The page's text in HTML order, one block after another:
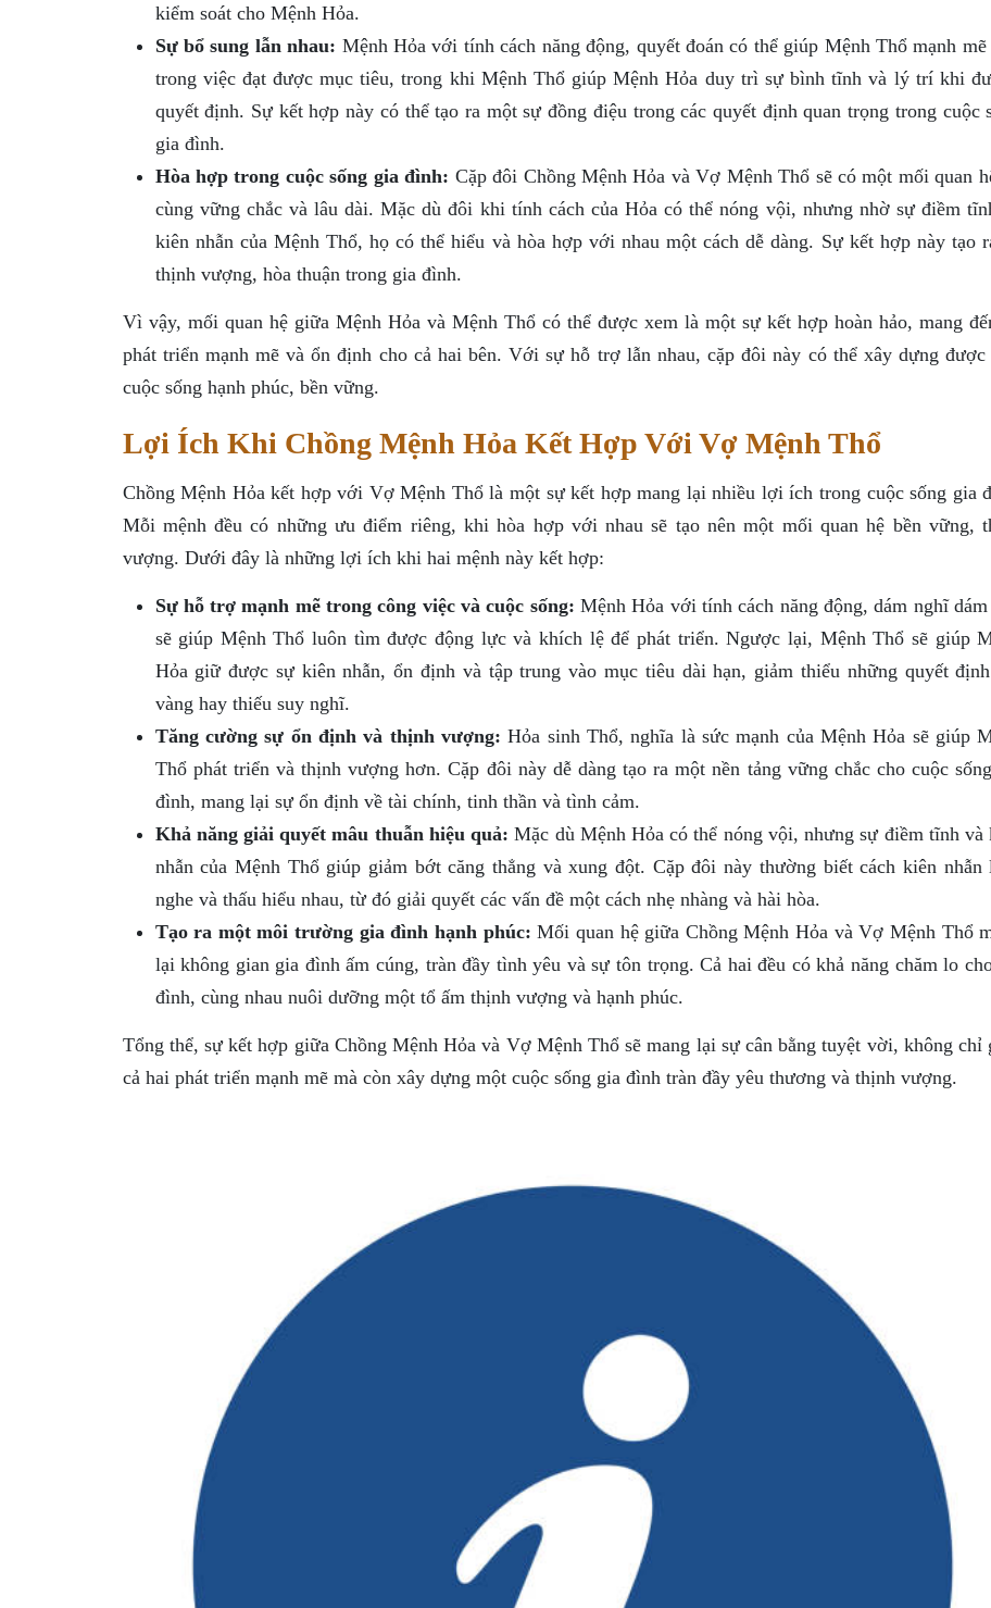
kiểm soát cho Mệnh Hỏa.
Sự bổ sung lẫn nhau: Mệnh Hỏa với tính cách năng động, quyết đoán có thể giúp Mệnh Thổ mạnh mẽ
trong việc đạt được mục tiêu, trong khi Mệnh Thổ giúp Mệnh Hỏa duy trì sự bình tĩnh và lý trí khi
quyết định. Sự kết hợp này có thể tạo ra một sự đồng điệu trong các quyết định quan trọng trong cuộc
gia đình.
Hòa hợp trong cuộc sống gia đình: Cặp đôi Chồng Mệnh Hỏa và Vợ Mệnh Thổ sẽ có một mối quan
cùng vững chắc và lâu dài. Mặc dù đôi khi tính cách của Hỏa có thể nóng vội, nhưng nhờ sự điềm
kiên nhẫn của Mệnh Thổ, họ có thể hiểu và hòa hợp với nhau một cách dễ dàng. Sự kết hợp này tạo
thịnh vượng, hòa thuận trong gia đình.
Vì vậy, mối quan hệ giữa Mệnh Hỏa và Mệnh Thổ có thể được xem là một sự kết hợp hoàn hảo, mang
phát triển mạnh mẽ và ổn định cho cả hai bên. Với sự hỗ trợ lẫn nhau, cặp đôi này có thể xây dựng được
cuộc sống hạnh phúc, bền vững.
Lợi Ích Khi Chồng Mệnh Hỏa Kết Hợp Với Vợ Mệnh Thổ
Chồng Mệnh Hỏa kết hợp với Vợ Mệnh Thổ là một sự kết hợp mang lại nhiều lợi ích trong cuộc sống gia
Mỗi mệnh đều có những ưu điểm riêng, khi hòa hợp với nhau sẽ tạo nên một mối quan hệ bền vững,
vượng. Dưới đây là những lợi ích khi hai mệnh này kết hợp:
Sự hỗ trợ mạnh mẽ trong công việc và cuộc sống: Mệnh Hỏa với tính cách năng động, dám nghĩ
sẽ giúp Mệnh Thổ luôn tìm được động lực và khích lệ để phát triển. Ngược lại, Mệnh Thổ sẽ giúp
Hỏa giữ được sự kiên nhẫn, ổn định và tập trung vào mục tiêu dài hạn, giảm thiểu những quyết
vàng hay thiếu suy nghĩ.
Tăng cường sự ổn định và thịnh vượng: Hỏa sinh Thổ, nghĩa là sức mạnh của Mệnh Hỏa sẽ giúp
Thổ phát triển và thịnh vượng hơn. Cặp đôi này dễ dàng tạo ra một nền tảng vững chắc cho cuộc
đình, mang lại sự ổn định về tài chính, tinh thần và tình cảm.
Khả năng giải quyết mâu thuẫn hiệu quả: Mặc dù Mệnh Hỏa có thể nóng vội, nhưng sự điềm tĩnh và
nhẫn của Mệnh Thổ giúp giảm bớt căng thẳng và xung đột. Cặp đôi này thường biết cách kiên nhẫn
nghe và thấu hiểu nhau, từ đó giải quyết các vấn đề một cách nhẹ nhàng và hài hòa.
Tạo ra một môi trường gia đình hạnh phúc: Mối quan hệ giữa Chồng Mệnh Hỏa và Vợ Mệnh Thổ
lại không gian gia đình ấm cúng, tràn đầy tình yêu và sự tôn trọng. Cả hai đều có khả năng chăm lo
đình, cùng nhau nuôi dưỡng một tổ ấm thịnh vượng và hạnh phúc.
Tổng thể, sự kết hợp giữa Chồng Mệnh Hỏa và Vợ Mệnh Thổ sẽ mang lại sự cân bằng tuyệt vời, không chỉ
cả hai phát triển mạnh mẽ mà còn xây dựng một cuộc sống gia đình tràn đầy yêu thương và thịnh vượng.